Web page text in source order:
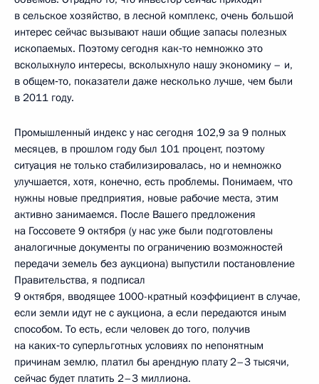
в сельское хозяйство, в лесной комплекс, очень большой
интерес сейчас вызывают наши общие запасы полезных
ископаемых. Поэтому сегодня как‑то немножко это
всколыхнуло интересы, всколыхнуло нашу экономику – и,
в общем‑то, показатели даже несколько лучше, чем были
в 2011 году.
Промышленный индекс у нас сегодня 102,9 за 9 полных
месяцев, в прошлом году был 101 процент, поэтому
ситуация не только стабилизировалась, но и немножко
улучшается, хотя, конечно, есть проблемы. Понимаем, что
нужны новые предприятия, новые рабочие места, этим
активно занимаемся. После Вашего предложения
на Госсовете 9 октября (у нас уже были подготовлены
аналогичные документы по ограничению возможностей
передачи земель без аукциона) выпустили постановление
Правительства, я подписал
9 октября, вводящее 1000-кратный коэффициент в случае,
если земли идут не с аукциона, а если передаются иным
способом. То есть, если человек до того, получив
на каких‑то суперльготных условиях по непонятным
причинам землю, платил бы арендную плату 2–3 тысячи,
сейчас будет платить 2–3 миллиона.